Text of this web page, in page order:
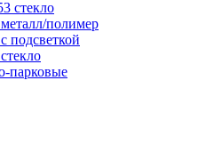
стекло
полимер
подсветкой
парковые